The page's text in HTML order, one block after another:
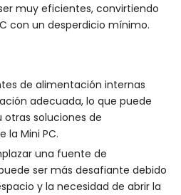
muy eficientes, convirtiendo
con un desperdicio mínimo.
de alimentación internas
adecuada, lo que puede
otras soluciones de
la Mini PC.
una fuente de
ser más desafiante debido
y la necesidad de abrir la